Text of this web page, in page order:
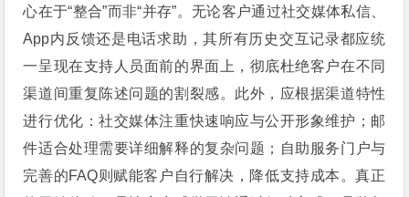
心在于“整合”而非“并存”。无论客户通过社交媒体私信、
App内反馈还是电话求助，其所有历史交互记录都应统
一呈现在支持人员面前的界面上，彻底杜绝客户在不同
渠道间重复陈述问题的割裂感。此外，应根据渠道特性
进行优化：社交媒体注重快速响应与公开形象维护；邮
件适合处理需要详细解释的复杂问题；自助服务门户与
完善的FAQ则赋能客户自行解决，降低支持成本。真正